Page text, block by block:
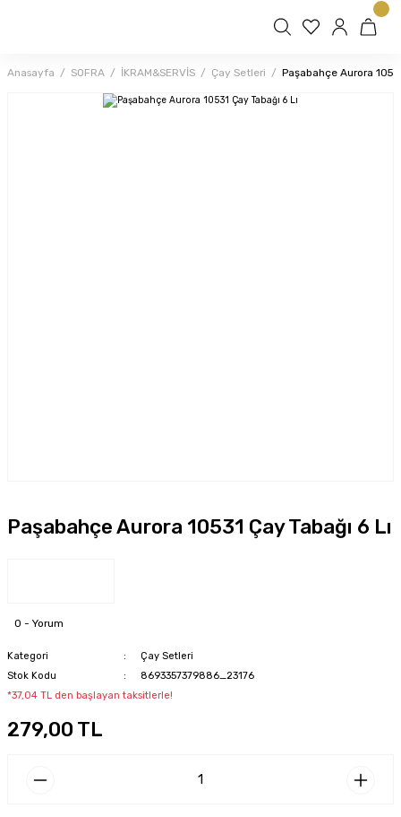
Anasayfa SOFRA İKRAM&SERVİS Çay Setleri Paşabahçe Aurora
Paşabahçe Aurora 10531 Çay Tabağı 6 Lı
0 - Yorum
Kategori
Çay Setleri
Stok Kodu
8693357379886_23176
*37,04 TL den başlayan taksitlerle!
279,00 TL